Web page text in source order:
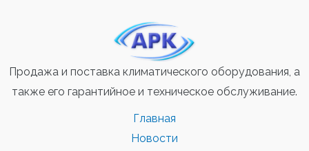
Продажа и поставка климатического оборудования, а
также его гарантийное и техническое обслуживание.
Главная
Новости